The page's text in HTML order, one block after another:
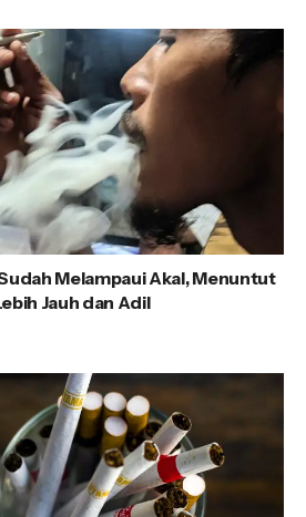
Melampaui Akal, Menuntut
Jauh dan Adil